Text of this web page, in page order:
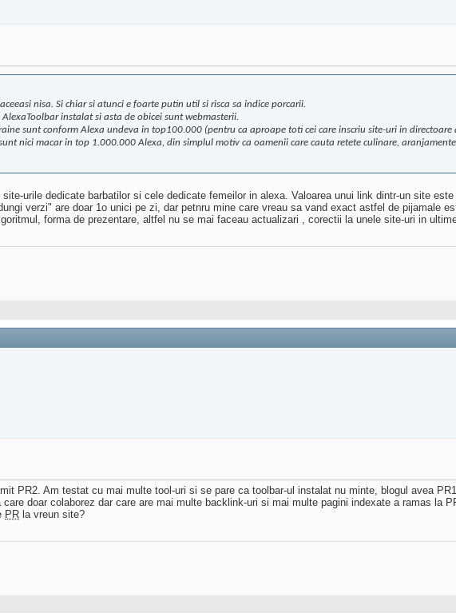
nisa. Si chiar si atunci e foarte putin util si risca sa indice porcarii.
instalat si asta de obicei sunt webmasterii.
sunt conform Alexa undeva in top100.000 (pentru ca aproape toti cei care inscriu site-uri in
nici macar in top 1.000.000 Alexa, din simplul motiv ca oamenii care cauta retete culinare,
urile dedicate barbatilor si cele dedicate femeilor in alexa. Valoarea unui link dintr-un site
verzi" are doar 1o unici pe zi, dar petnru mine care vreau sa vand exact astfel de pijamale
forma de prezentare, altfel nu se mai faceau actualizari , corectii la unele site-uri in
PR2. Am testat cu mai multe tool-uri si se pare ca toolbar-ul instalat nu minte, blogul avea
doar colaborez dar care are mai multe backlink-uri si mai multe pagini indexate a ramas la
PR la vreun site?